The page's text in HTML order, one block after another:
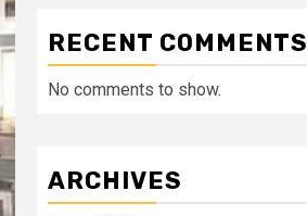
RECENT COMMENTS
No comments to show.
ARCHIVES